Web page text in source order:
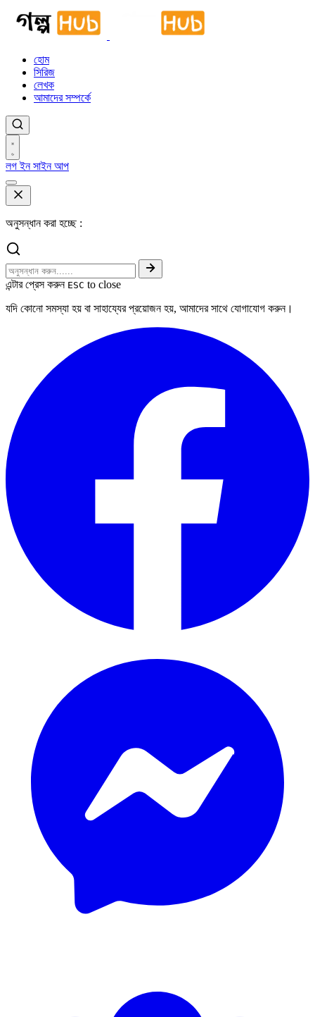
হোম
সিরিজ
লেখক
আমাদের সম্পর্কে
লগ ইনসাইন আপ
অনুসন্ধান করা হচ্ছে :
এন্টার প্রেস করুন ESC to close
যদি কোনো সমস্যা হয় বা সাহায্যের প্রয়োজন হয়, আমাদের সাথে যোগাযোগ করুন।